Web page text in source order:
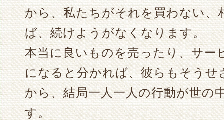
から、私たちがそれを買わない、
ば、続けようがなくなります。
本当に良いものを売ったり、サー
になると分かれば、彼らもそう
から、結局一人一人の行動が世の
す。